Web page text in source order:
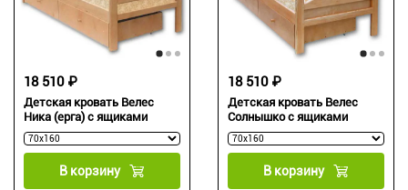
Детская кровать Велес
Ника (ерга) с ящиками
18 510 ₽
В корзину
Детская кровать Велес
Солнышко с ящиками
18 510 ₽
В корзину